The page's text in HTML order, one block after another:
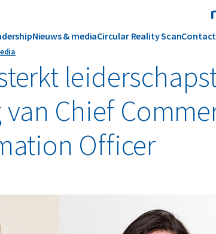
Nieuws & mediaCircular Reality ScanContact
Chief
Officer